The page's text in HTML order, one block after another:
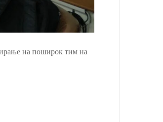
на поширок тим на